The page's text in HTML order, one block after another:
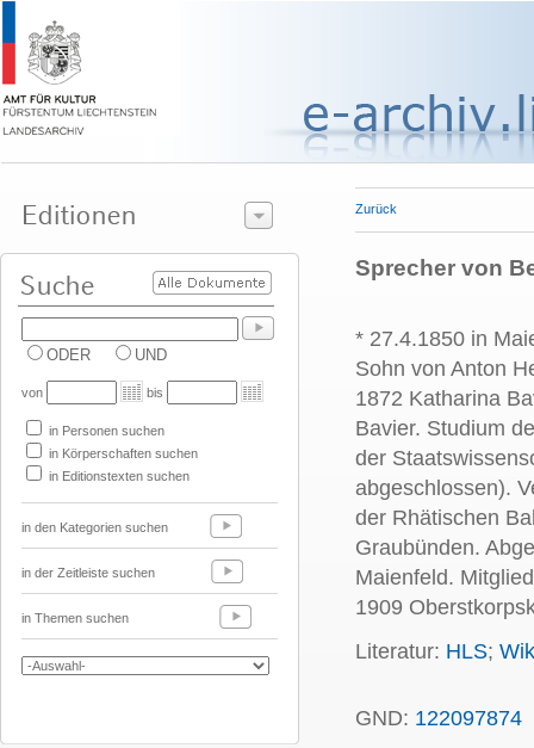
ODER UND
von bis
in Personen suchen
in Körperschaften suchen
in Editionstexten suchen
in den Kategorien suchen
in der Zeitleiste suchen
in Themen suchen
Zurück
Sprecher von
* 27.4.1850 in
Sohn von Anton
1872 Katharina
Bavier. Studium
der
abgeschlossen).
der Rhätischen
Graubünden.
Maienfeld.
1909
Literatur: HLS;
GND: 122097874